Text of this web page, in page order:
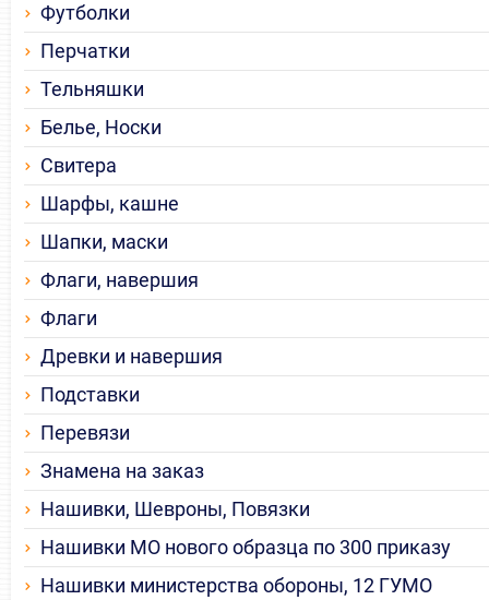
Футболки
Перчатки
Тельняшки
Белье, Носки
Свитера
Шарфы, кашне
Шапки, маски
Флаги, навершия
Флаги
Древки и навершия
Подставки
Перевязи
Знамена на заказ
Нашивки, Шевроны, Повязки
Нашивки МО нового образца по 300 приказу
Нашивки министерства обороны, 12 ГУМО